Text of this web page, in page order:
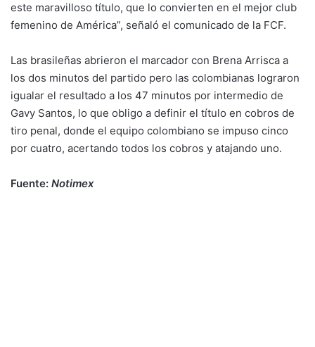
este maravilloso título, que lo convierten en el mejor club
femenino de América”, señaló el comunicado de la FCF.
Las brasileñas abrieron el marcador con Brena Arrisca a
los dos minutos del partido pero las colombianas lograron
igualar el resultado a los 47 minutos por intermedio de
Gavy Santos, lo que obligo a definir el título en cobros de
tiro penal, donde el equipo colombiano se impuso cinco
por cuatro, acertando todos los cobros y atajando uno.
Fuente: Notimex